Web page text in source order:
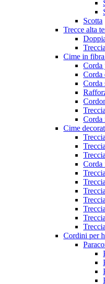
Scotta
Trecce alta
Cime in
Corda
Corda
Corda
Corda
Cime
Corda
Cordini per